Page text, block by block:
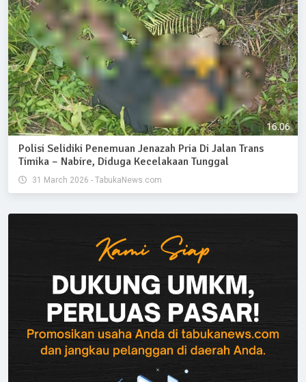
Polisi Selidiki Penemuan Jenazah Pria Di Jalan Trans
Timika – Nabire, Diduga Kecelakaan Tunggal
31 March 2026 - TabukaNews.com